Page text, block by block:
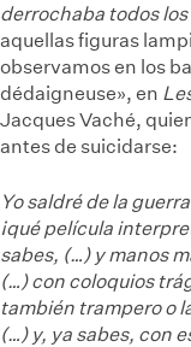
derrochaba todos
aquellas figuras
observamos en los
dédaigneuse», en
Jacques Vaché,
antes de suicidarse:
Yo saldré de la
¡qué película
sabes, (…) y manos
(…) con coloquios
también trampero o
(…) y, ya sabes, con